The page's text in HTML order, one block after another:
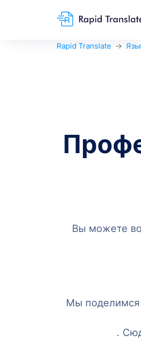
Rapid Translate
Вы можете
Мы поделимся
.